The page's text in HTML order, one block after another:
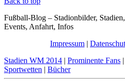
Fußball-Blog – Stadionbilder,
Events, Anfahrt, Infos
Impressum |
Stadien WM 2014 | Prominente Fans |
Sportwetten | Bücher